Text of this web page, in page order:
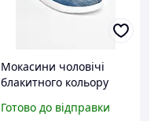
Мокасини чоловічі
блакитного кольору
Готово до відправки